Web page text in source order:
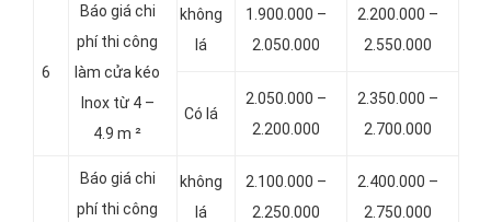
6
Báo giá chi
phí thi công
làm cửa kéo
Inox từ 4 –
4.9 m ²
không
lá
1.900.000 –
2.050.000
2.200.000 –
2.550.000
Có lá
2.050.000 –
2.200.000
2.350.000 –
2.700.000
Báo giá chi
phí thi công
không
lá
2.100.000 –
2.250.000
2.400.000 –
2.750.000